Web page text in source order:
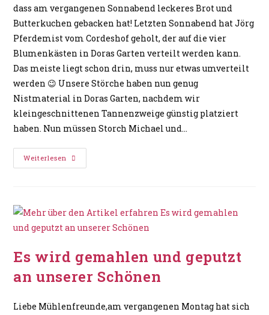
dass am vergangenen Sonnabend leckeres Brot und
Butterkuchen gebacken hat! Letzten Sonnabend hat Jörg
Pferdemist vom Cordeshof geholt, der auf die vier
Blumenkästen in Doras Garten verteilt werden kann.
Das meiste liegt schon drin, muss nur etwas umverteilt
werden 😉 Unsere Störche haben nun genug
Nistmaterial in Doras Garten, nachdem wir
kleingeschnittenen Tannenzweige günstig platziert
haben. Nun müssen Storch Michael und…
Weiterlesen
Es wird gemahlen und geputzt
an unserer Schönen
Liebe Mühlenfreunde,am vergangenen Montag hat sich